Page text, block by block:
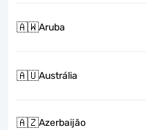
🇦🇼Aruba
🇦🇺Austrália
🇦🇿Azerbaijão